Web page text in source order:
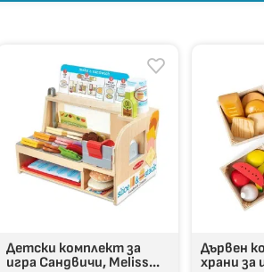
и познанията за храните и
– малка победа на умението.
Детски комплект за
игра Сандвичи, Meliss...
Дървен
храни за